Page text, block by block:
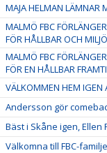
MAJA HELMAN LÄMNAR
MALMÖ FBC
FÖR HÅLLBAR OCH
MALMÖ FBC
FÖR EN HÅLLBAR
VÄLKOMMEN HEM IGEN
Andersson gör
Bäst i Skåne igen, Ellen
Välkomna till FBC-